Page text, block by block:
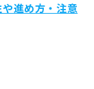
進め方・注意